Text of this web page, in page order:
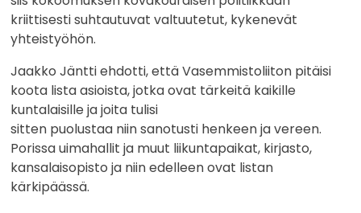
kriittisesti suhtautuvat valtuutetut, kykenevät
yhteistyöhön.
Jaakko Jäntti ehdotti, että Vasemmistoliiton pitäisi
koota lista asioista, jotka ovat tärkeitä kaikille
kuntalaisille ja joita tulisi
sitten puolustaa niin sanotusti henkeen ja vereen.
Porissa uimahallit ja muut liikuntapaikat, kirjasto,
kansalaisopisto ja niin edelleen ovat listan
kärkipäässä.